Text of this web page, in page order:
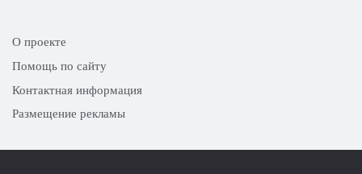
О проекте
Помощь по сайту
Контактная информация
Размещение рекламы